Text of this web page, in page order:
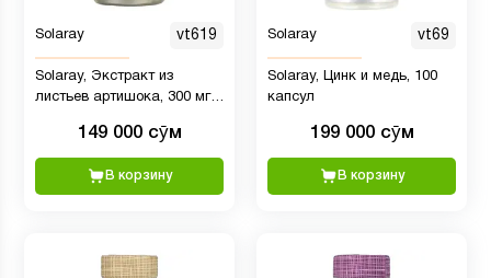
Solaray vt619
Solaray, Экстракт из
листьев артишока, 300 мг,
149 000 сӯм
В корзину
Solaray vt69
Solaray, Цинк и медь, 100
капсул
199 000 сӯм
В корзину